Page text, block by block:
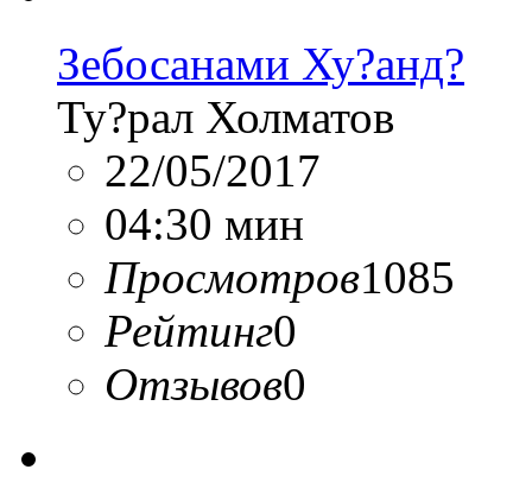
Зебосанами Ху?анд?
Ту?рал Холматов
22/05/2017
04:30 мин
Просмотров1085
Рейтинг0
Отзывов0